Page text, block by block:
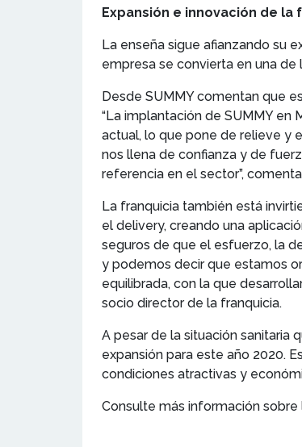
Expansión e innovación de la
La enseña sigue afianzando su
empresa se convierta en una
Desde SUMMY comentan que
“La implantación de SUMMY
actual, lo que pone de relieve y
nos llena de confianza y de
referencia en el sector”,
La franquicia también está
el delivery, creando una
seguros de que el esfuerzo, la
y podemos decir que estamos
equilibrada, con la que
socio director de la franquicia.
A pesar de la situación sanitaria
expansión para este año 2020.
condiciones atractivas y
Consulte más información sobre